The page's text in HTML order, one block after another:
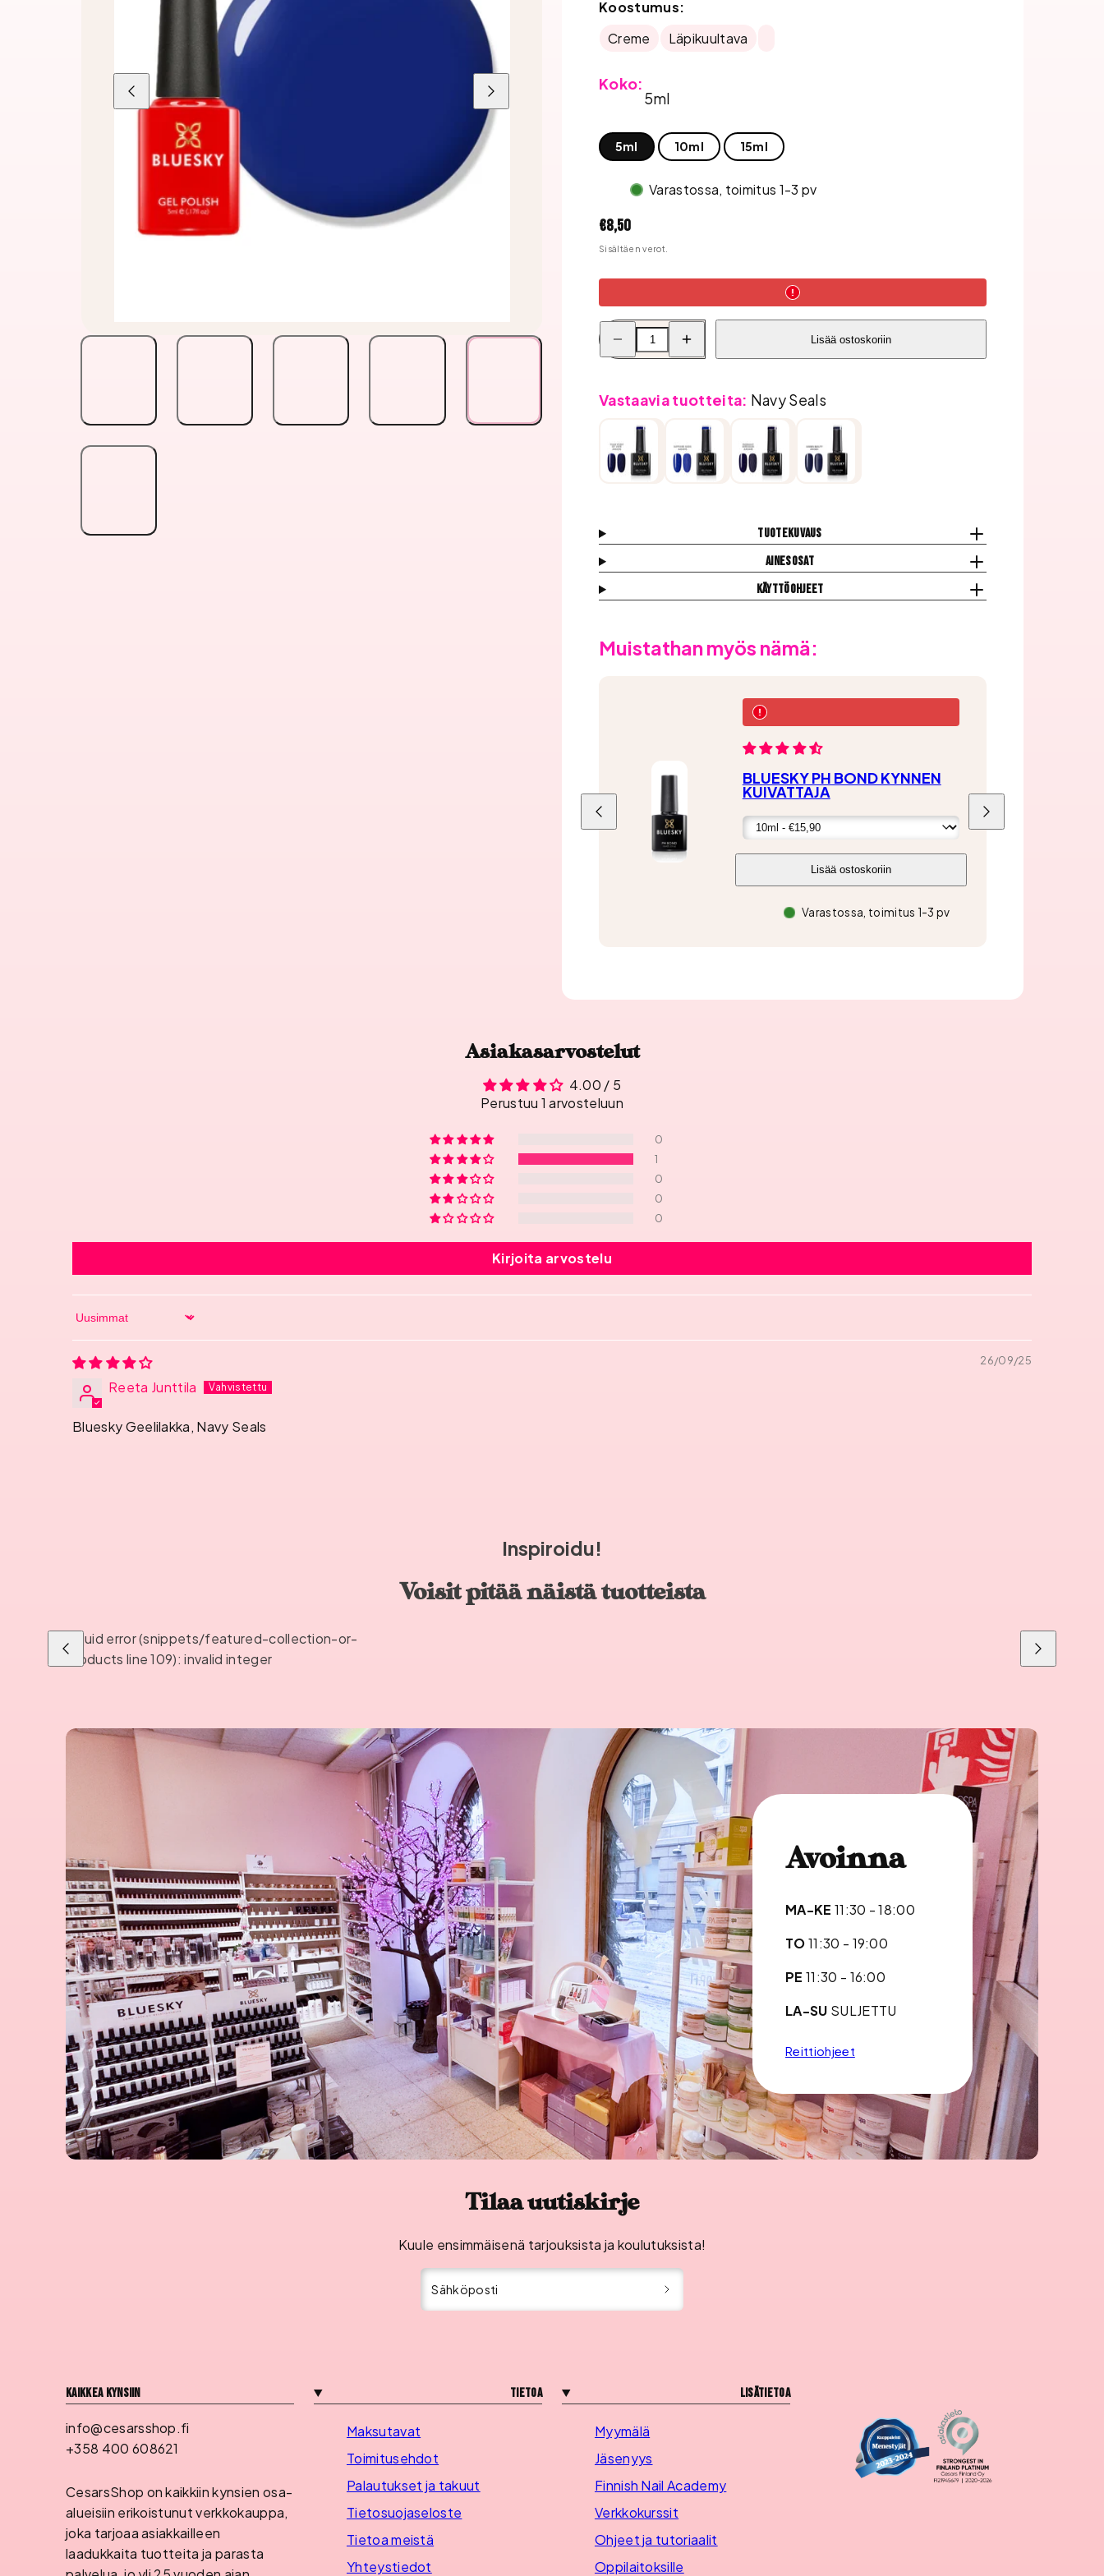
Liu'uta
vasemmalle
Liu'uta
oikealle
Koostumus:
Creme
Läpikuultava
Koko:
5ml
5ml 10ml 15ml
Varastossa, toimitus 1-3 pv
Hinta
€8,50
Sisältäen verot.
Pienennä
Bluesky
Geelilakka,
Bluesky
Geelilakka,
Lisää ostoskoriin
Vastaavia tuotteita: Navy Seals
Tuotekuvaus
Ainesosat
Käyttöohjeet
Muistathan myös nämä:
BLUESKY PH BOND KYNNEN
KUIVATTAJA
Lisää ostoskoriin
Varastossa, toimitus 1-3 pv
Liu'uta
vasemmalle
Liu'uta
oikealle
Asiakasarvostelut
4.00 / 5
Perustuu 1 arvosteluun
0
1
0
0
0
Kirjoita arvostelu
Sort by
26/09/25
Reeta Junttila
Bluesky Geelilakka, Navy Seals
Inspiroidu!
Voisit pitää näistä tuotteista
Liquid error (snippets/featured-collection-or-
products line 109): invalid integer
Liu'uta
vasemmalle
Liu'uta
oikealle
Avoinna
MA-KE 11:30 - 18:00
TO11:30 - 19:00
PE 11:30 - 16:00
LA-SU SULJETTU
Reittiohjeet
Tilaa uutiskirje
Kuule ensimmäisenä tarjouksista ja koulutuksista!
Sähköposti
Kaikkea kynsiin
info@cesarsshop.fi
+358 400 608621
CesarsShop on kaikkiin kynsien osa-
alueisiin erikoistunut verkkokauppa,
joka tarjoaa asiakkailleen
laadukkaita tuotteita ja parasta
Tietoa
Maksutavat
Toimitusehdot
Palautukset ja takuut
Tietosuojaseloste
Tietoa meistä
Yhteystiedot
Lisätietoa
Myymälä
Jäsenyys
Finnish Nail Academy
Verkkokurssit
Ohjeet ja tutoriaalit
Oppilaitoksille